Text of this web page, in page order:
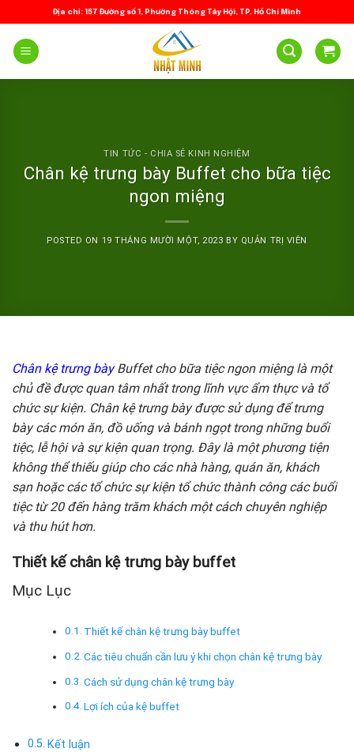
to
content
Địa chỉ: 157 Đường số 1, Phường Thông Tây Hội, TP. Hồ Chí Minh
TIN TỨC - CHIA SẺ KINH NGHIỆM
Chân kệ trưng bày Buffet cho bữa tiệc
ngon miệng
POSTED ON 19 THÁNG MƯỜI MỘT, 2023 BY QUẢN TRỊ VIÊN
Chân kệ trưng bàyBuffetcho bữa tiệc ngon miệng là một
chủ đề được quan tâm nhất trong lĩnh vực ẩm thực và tổ
chức sự kiện. Chân kệ trưng bày được sử dụng để trưng
bày các món ăn, đồ uống và bánh ngọt trong những buổi
tiệc, lễ hội và sự kiện quan trọng. Đây là một phương tiện
không thể thiếu giúp cho các nhà hàng, quán ăn, khách
sạn hoặc các tổ chức sự kiện tổ chức thành công các buổi
tiệc từ 20 đến hàng trăm khách một cách chuyên nghiệp
và thu hút hơn.
Thiết kế chân kệ trưng bày buffet
Mục Lục
Thiết kế chân kệ trưng bày buffet
Các tiêu chuẩn cần lưu ý khi chọn chân kệ trưng bày
Cách sử dụng chân kệ trưng bày
Lợi ích của kệ buffet
Kết luận